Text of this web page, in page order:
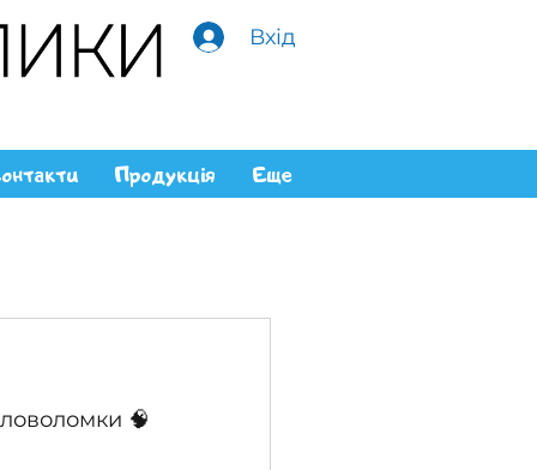
Вхід
Продукція Еще
🧠